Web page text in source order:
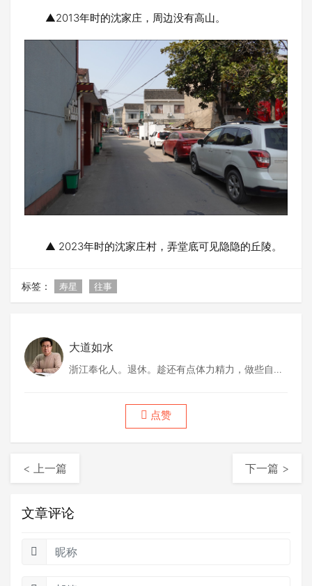
▲2013年时的沈家庄，周边没有高山。
▲ 2023年时的沈家庄村，弄堂底可见隐隐的丘陵。
标签： 寿星 往事
大道如水
浙江奉化人。退休。趁还有点体力精力，做些自己
点赞
< 上一篇 下一篇 >
文章评论